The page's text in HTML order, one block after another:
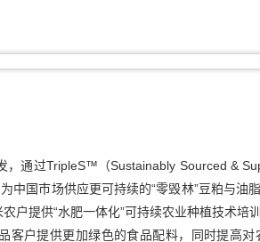
，通过TripleS™（Sustainably Sourced &
中国市场供应更可持续的“零毁林”豆粕与油
户提供“水肥一体化”可持续农业种植技术培
客户提供更加绿色的食品配料，同时提高